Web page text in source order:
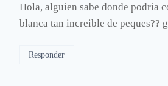
Hola, alguien sabe donde podria
blanca tan increible de peques??
Responder